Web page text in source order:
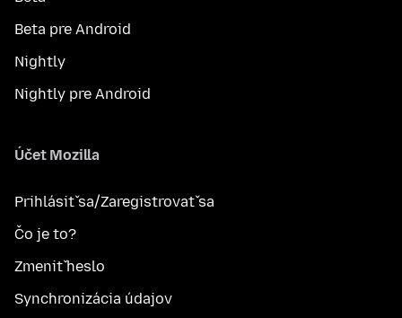
Beta pre Android
Nightly
Nightly pre Android
Účet Mozilla
Prihlásiť sa/Zaregistrovať sa
Čo je to?
Zmeniť heslo
Synchronizácia údajov